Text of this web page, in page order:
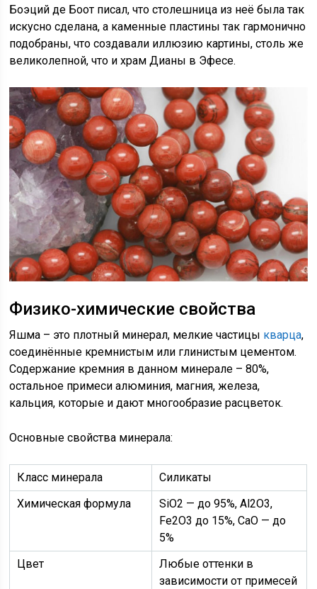
Боэций де Боот писал, что столешница из неё была так
искусно сделана, а каменные пластины так гармонично
подобраны, что создавали иллюзию картины, столь же
великолепной, что и храм Дианы в Эфесе.
Физико-химические свойства
Яшма – это плотный минерал, мелкие частицы кварца,
соединённые кремнистым или глинистым цементом.
Содержание кремния в данном минерале – 80%,
остальное примеси алюминия, магния, железа,
кальция, которые и дают многообразие расцветок.
Основные свойства минерала:
Класс минерала
Силикаты
Химическая формула
SiO2 — до 95%, Al2O3,
Fe2O3 до 15%, CaO — до
5%
Цвет
Любые оттенки в
зависимости от примесей